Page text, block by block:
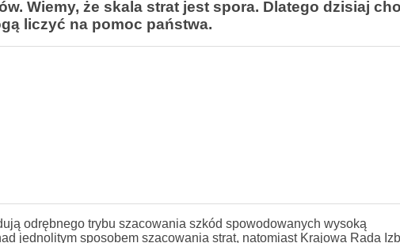
Wiemy, że skala strat jest spora. Dlatego dzisiaj
liczyć na pomoc państwa.
odrębnego trybu szacowania szkód spowodowanych wysoką
jednolitym sposobem szacowania strat, natomiast Krajowa Rada Izb